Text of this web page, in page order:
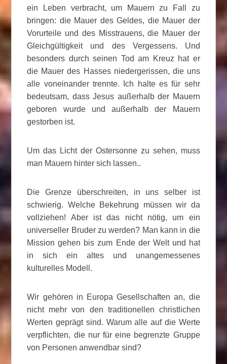
ein Leben verbracht, um Mauern zu Fall zu
bringen: die Mauer des Geldes, die Mauer der
Vorurteile und des Misstrauens, die Mauer der
Gleichgültigkeit und des Vergessens. Und
besonders durch seinen Tod am Kreuz hat er
die Mauer des Hasses niedergerissen, die uns
alle voneinander trennte. Ich halte es für sehr
bedeutsam, dass Jesus außerhalb der Mauern
geboren wurde und außerhalb der Mauern
gestorben ist.
Um das Licht der Ostersonne zu sehen, muss
man Mauern hinter sich lassen..
Die Grenze überschreiten, in uns selber ist
schwierig. Welche Bekehrung müssen wir da
vollziehen! Aber ist das nicht nötig, um ein
universeller Bruder zu werden? Man kann in die
Mission gehen bis zum Ende der Welt und hat
in sich ein altes und unangemessenes
kulturelles Modell.
Wir gehören in Europa Gesellschaften an, die
nicht mehr von den traditionellen christlichen
Werten geprägt sind. Warum alle auf die Werte
verpflichten, die nur für eine begrenzte Gruppe
von Personen anwendbar sind?